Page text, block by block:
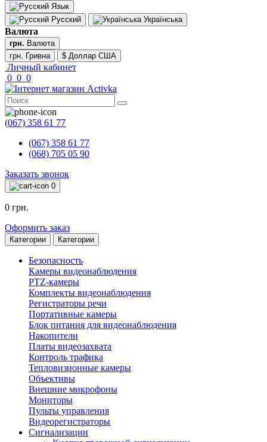
Язык
Русский
Українська
Валюта
грн. Валюта
грн. Гривна
$ Доллар США
Личный кабинет
0 0 0
(067) 358 61 77
(067) 358 61 77
(068) 705 05 90
Заказать звонок
0
0 грн.
Оформить заказ
Категории Категории
Безопасность
Камеры видеонаблюдения
PTZ-камеры
Комплекты видеонаблюдения
Регистраторы речи
Портативные камеры
Блок питания для видеонаблюдения
Накопители
Платы видеозахвата
Контроль трафика
Тепловизионные камеры
Объективы
Внешние микрофоны
Мониторы
Пульты управления
Видеорегистраторы
Сигнализации